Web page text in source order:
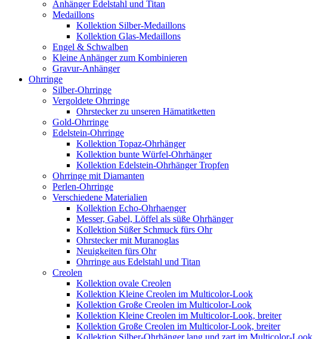
Anhänger Edelstahl und Titan
Medaillons
Kollektion Silber-Medaillons
Kollektion Glas-Medaillons
Engel & Schwalben
Kleine Anhänger zum Kombinieren
Gravur-Anhänger
Ohrringe
Silber-Ohrringe
Vergoldete Ohrringe
Ohrstecker zu unseren Hämatitketten
Gold-Ohrringe
Edelstein-Ohrringe
Kollektion Topaz-Ohrhänger
Kollektion bunte Würfel-Ohrhänger
Kollektion Edelstein-Ohrhänger Tropfen
Ohrringe mit Diamanten
Perlen-Ohrringe
Verschiedene Materialien
Kollektion Echo-Ohrhaenger
Messer, Gabel, Löffel als süße Ohrhänger
Kollektion Süßer Schmuck fürs Ohr
Ohrstecker mit Muranoglas
Neuigkeiten fürs Ohr
Ohrringe aus Edelstahl und Titan
Creolen
Kollektion ovale Creolen
Kollektion Kleine Creolen im Multicolor-Look
Kollektion Große Creolen im Multicolor-Look
Kollektion Kleine Creolen im Multicolor-Look, breiter
Kollektion Große Creolen im Multicolor-Look, breiter
Kollektion Silber-Ohrhänger lang und zart im Multicolor-Look